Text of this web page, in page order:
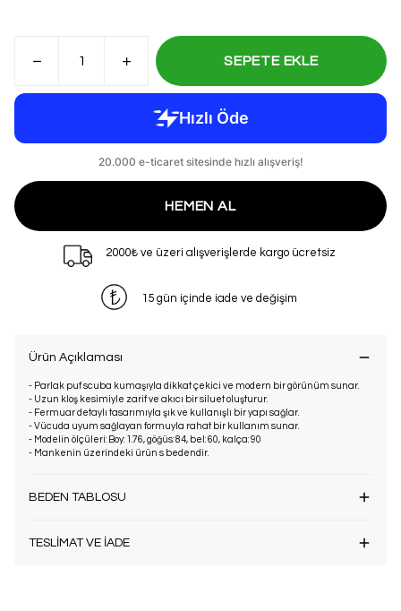
SEPETE EKLE
HEMEN AL
2000₺ ve üzeri alışverişlerde kargo ücretsiz
15 gün içinde iade ve değişim
Ürün Açıklaması
- Parlak puf scuba kumaşıyla dikkat çekici ve modern bir görünüm sunar.
- Uzun kloş kesimiyle zarif ve akıcı bir siluet oluşturur.
- Fermuar detaylı tasarımıyla şık ve kullanışlı bir yapı sağlar.
- Vücuda uyum sağlayan formuyla rahat bir kullanım sunar.
- Modelin ölçüleri: Boy: 1.76, göğüs: 84, bel: 60, kalça: 90
- Mankenin üzerindeki ürün s bedendir.
BEDEN TABLOSU
TESLİMAT VE İADE